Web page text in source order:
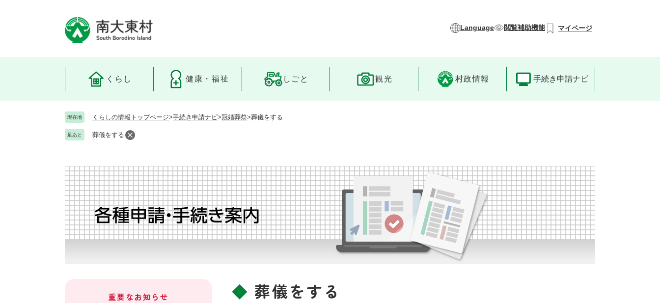
。
Language 閲覧補助機能 マイページ
くらし 健康・福祉 しごと 観光 村政情報 手続き申請ナビ
現在地 くらしの情報トップページ>手続き申請ナビ>冠婚葬祭>葬儀をする
足あと 葬儀をする
本
文
葬儀をする
重要なお知らせ